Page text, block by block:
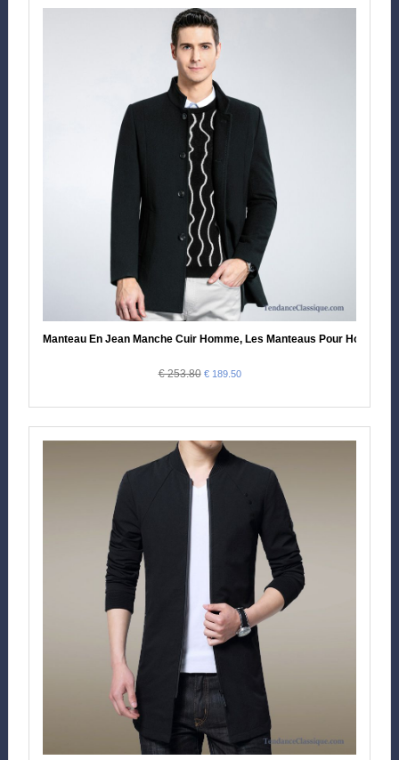
Manteau En Jean Manche Cuir Homme, Les Manteaus Pour Homme
€ 253.80 € 189.50